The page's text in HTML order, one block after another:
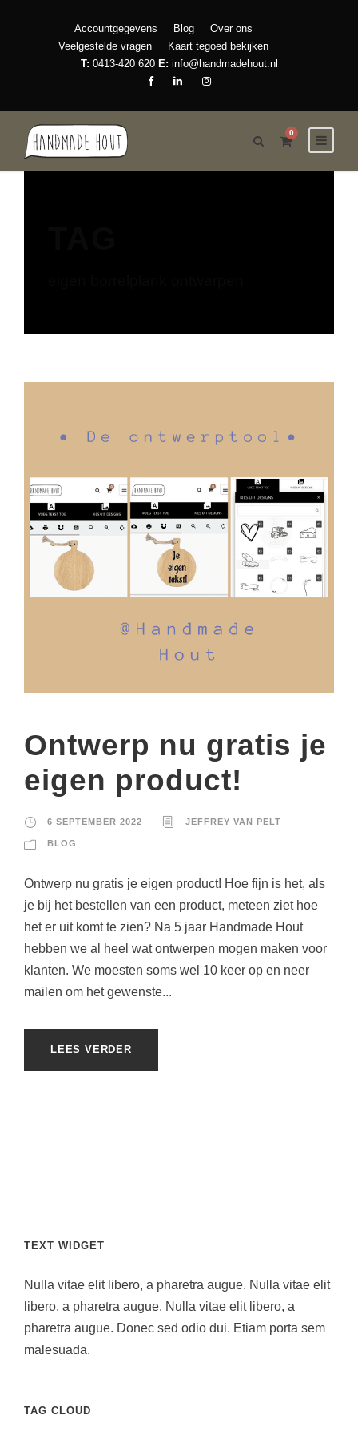
Accountgegevens Blog
Over ons
Veelgestelde vragen
Kaart tegoed bekijken
T: 0413-420 620 E: info@handmadehout.nl
0
Ontwerp nu gratis je
eigen product!
6 SEPTEMBER 2022 JEFFREY VAN PELT
BLOG
Ontwerp nu gratis je eigen product! Hoe fijn is het, als
je bij het bestellen van een product, meteen ziet hoe
het er uit komt te zien? Na 5 jaar Handmade Hout
hebben we al heel wat ontwerpen mogen maken voor
klanten. We moesten soms wel 10 keer op en neer
mailen om het gewenste...
LEES VERDER
TEXT WIDGET
Nulla vitae elit libero, a pharetra augue. Nulla vitae elit
libero, a pharetra augue. Nulla vitae elit libero, a
pharetra augue. Donec sed odio dui. Etiam porta sem
malesuada.
TAG CLOUD